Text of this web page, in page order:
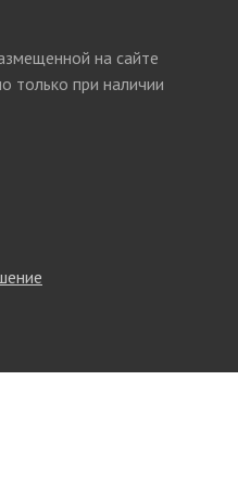
на сайте
только при наличии